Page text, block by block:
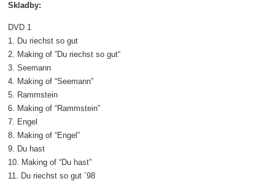
Skladby:
DVD 1
1. Du riechst so gut
2. Making of ”Du riechst so gut“
3. Seemann
4. Making of “Seemann”
5. Rammstein
6. Making of “Rammstein”
7. Engel
8. Making of “Engel”
9. Du hast
10. Making of “Du hast”
11. Du riechst so gut ´98